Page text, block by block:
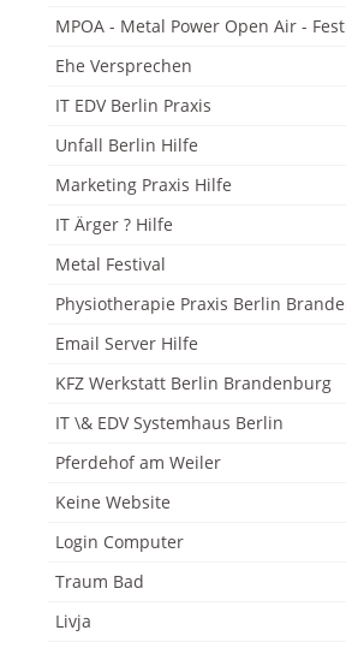
MPOA - Metal Power Open Air -
Ehe Versprechen
IT EDV Berlin Praxis
Unfall Berlin Hilfe
Marketing Praxis Hilfe
IT Ärger ? Hilfe
Metal Festival
Physiotherapie Praxis Berlin
Email Server Hilfe
KFZ Werkstatt Berlin Brandenburg
IT \& EDV Systemhaus Berlin
Pferdehof am Weiler
Keine Website
Login Computer
Traum Bad
Livja